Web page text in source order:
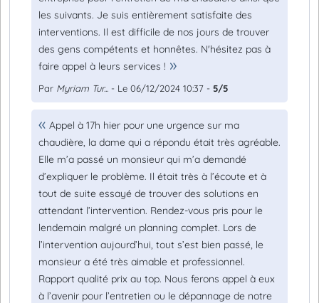
les suivants. Je suis entièrement satisfaite des
interventions. Il est difficile de nos jours de trouver
des gens compétents et honnêtes. N'hésitez pas à
faire appel à leurs services !
Par Myriam Tur... - Le 06/12/2024 10:37 - 5/5
Appel à 17h hier pour une urgence sur ma
chaudière, la dame qui a répondu était très agréable.
Elle m’a passé un monsieur qui m’a demandé
d’expliquer le problème. Il était très à l’écoute et à
tout de suite essayé de trouver des solutions en
attendant l’intervention. Rendez-vous pris pour le
lendemain malgré un planning complet. Lors de
l’intervention aujourd’hui, tout s’est bien passé, le
monsieur a été très aimable et professionnel.
Rapport qualité prix au top. Nous ferons appel à eux
à l’avenir pour l’entretien ou le dépannage de notre